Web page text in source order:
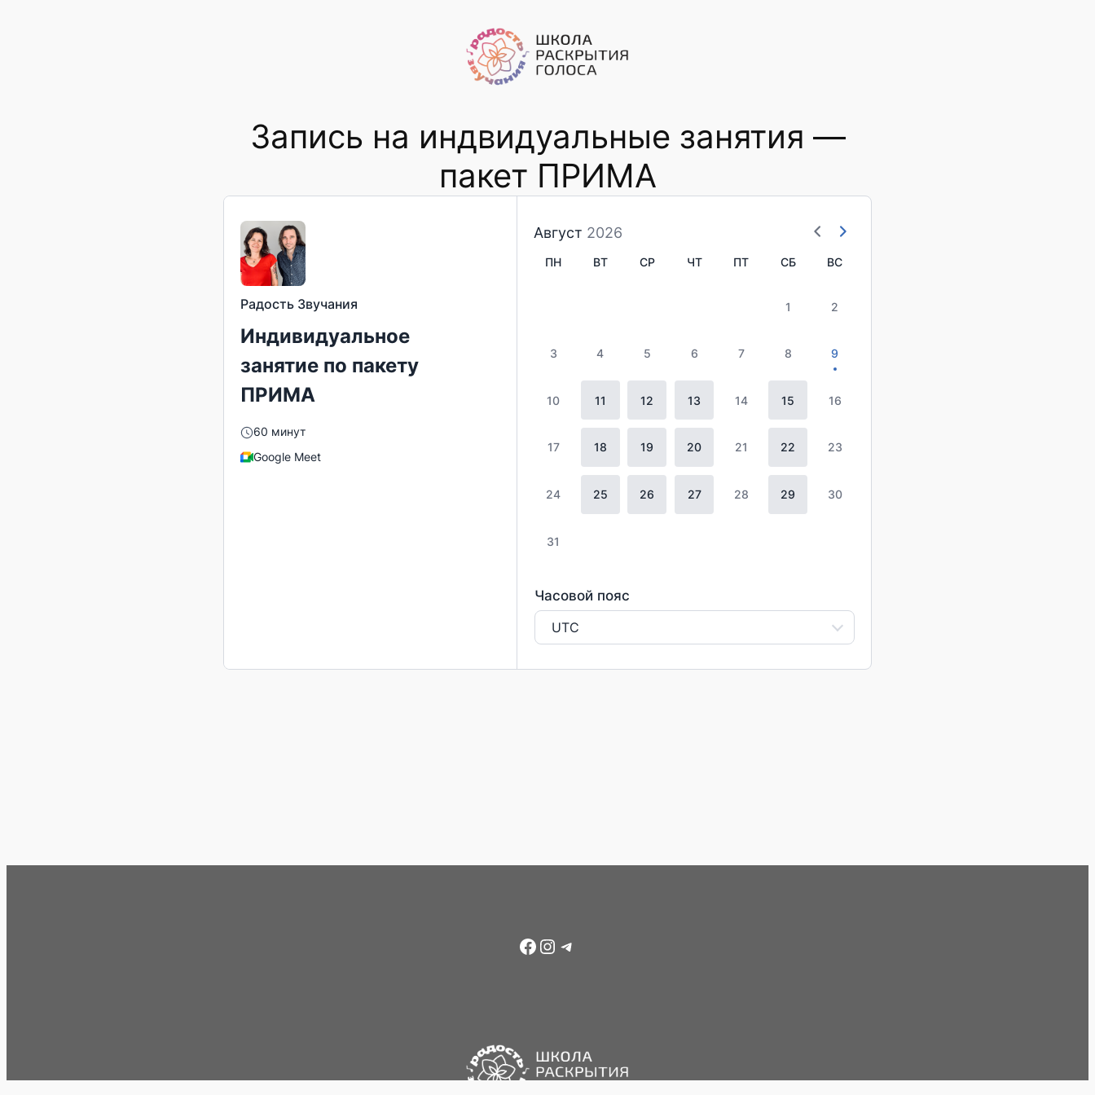
Запись на индвидуальные занятия —
пакет ПРИМА
Радость Звучания
Индивидуальное
занятие по пакету
ПРИМА
60 минут
Google Meet
Август 2026
ПН ВТ СР ЧТ ПТ СБ ВС
1 2
3 4 5 6 7 8 9
10 11 12 13 14 15 16
17 18 19 20 21 22 23
24 25 26 27 28 29 30
31
Часовой пояс
UTC
Facebook
Instagram
Telegram